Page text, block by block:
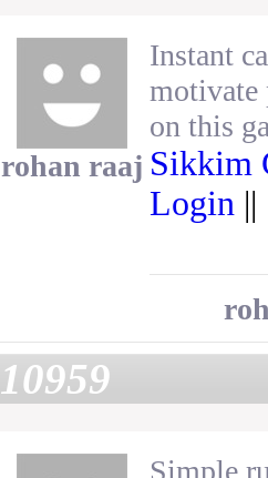
rohan raaj
Instant
motivate
on this
Sikkim
Login ||
10959
Simple